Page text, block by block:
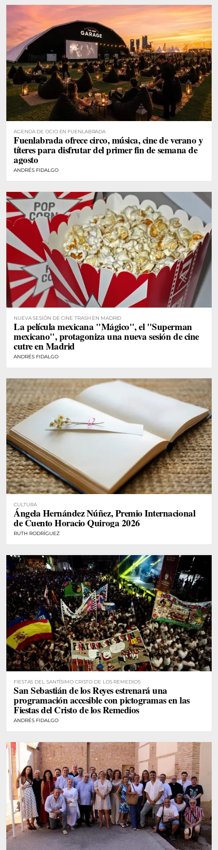
AGENDA DE OCIO EN FUENLABRADA
Fuenlabrada ofrece circo, música, cine de verano y
títeres para disfrutar del primer fin de semana de
agosto
ANDRÉS FIDALGO
NUEVA SESIÓN DE CINE TRASH EN MADRID
La película mexicana "Mágico", el "Superman
mexicano", protagoniza una nueva sesión de cine
cutre en Madrid
ANDRÉS FIDALGO
CULTURA
Ángela Hernández Núñez, Premio Internacional
de Cuento Horacio Quiroga 2026
RUTH RODRÍGUEZ
FIESTAS DEL SANTÍSIMO CRISTO DE LOS REMEDIOS
San Sebastián de los Reyes estrenará una
programación accesible con pictogramas en las
Fiestas del Cristo de los Remedios
ANDRÉS FIDALGO